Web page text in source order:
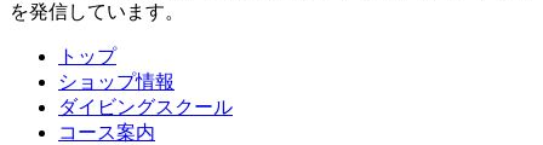
を発信しています。
トップ
ショップ情報
ダイビングスクール
コース案内